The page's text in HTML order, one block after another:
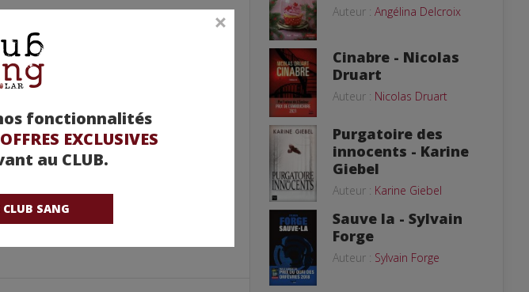
fonctionnalités
OFFRES EXCLUSIVES
au CLUB.
CLUB SANG
Auteur : Angélina Delcroix
Cinabre - Nicolas
Druart
Auteur : Nicolas Druart
Purgatoire des
innocents - Karine
Giebel
Auteur : Karine Giebel
Sauve la - Sylvain
Forge
Auteur : Sylvain Forge